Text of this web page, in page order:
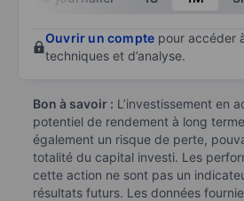
Ouvrir un compte pour accéder
techniques et d’analyse.
Bon à savoir : L’investissement en
potentiel de rendement à long
également un risque de perte,
totalité du capital investi. Les
cette action ne sont pas un
résultats futurs. Les données